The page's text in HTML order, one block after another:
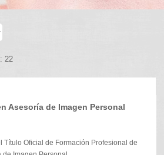
22
Asesoría de Imagen Personal
Título Oficial de Formación Profesional de